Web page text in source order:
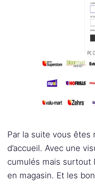
Par la suite vous êtes
d’accueil. Avec une
cumulés mais surtout
en magasin. Et les